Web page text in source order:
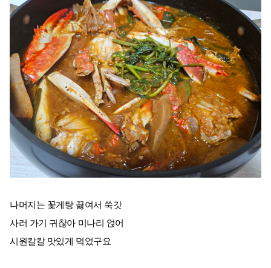
나머지는 꽃게탕 끓여서 쑥갓
사러 가기 귀챦아 미나리 얹어
시원칼칼 맛있게 먹었구요